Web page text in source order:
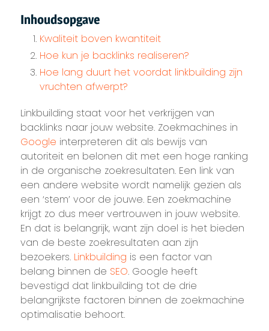
Inhoudsopgave
Kwaliteit boven kwantiteit
Hoe kun je backlinks realiseren?
Hoe lang duurt het voordat linkbuilding zijn
vruchten afwerpt?
Linkbuilding staat voor het verkrijgen van
backlinks naar jouw website. Zoekmachines in
Google interpreteren dit als bewijs van
autoriteit en belonen dit met een hoge ranking
in de organische zoekresultaten. Een link van
een andere website wordt namelijk gezien als
een ‘stem’ voor de jouwe. Een zoekmachine
krijgt zo dus meer vertrouwen in jouw website.
En dat is belangrijk, want zijn doel is het bieden
van de beste zoekresultaten aan zijn
bezoekers. Linkbuilding is een factor van
belang binnen de SEO. Google heeft
bevestigd dat linkbuilding tot de drie
belangrijkste factoren binnen de zoekmachine
optimalisatie behoort.